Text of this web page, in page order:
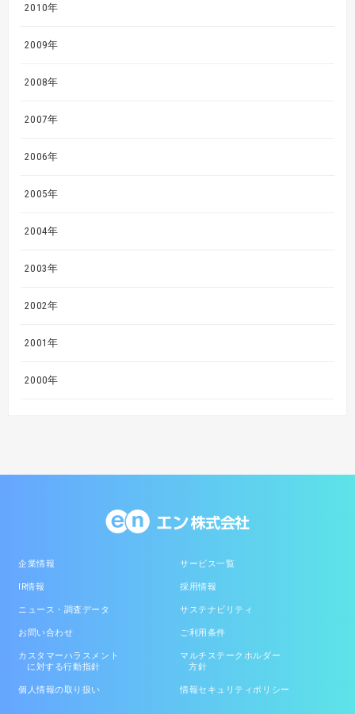
2010年
2009年
2008年
2007年
2006年
2005年
2004年
2003年
2002年
2001年
2000年
企業情報 サービス一覧
IR情報 採用情報
ニュース・調査データ サステナビリティ
お問い合わせ ご利用条件
カスタマーハラスメント
に対する行動指針
マルチステークホルダー
方針
個人情報の取り扱い 情報セキュリティポリシー